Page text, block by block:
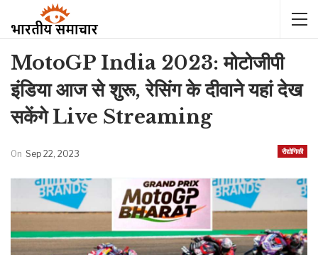
MotoGP India 2023: मोटोजीपी
इंडिया आज से शुरू, रेसिंग के दीवाने यहां देख
सकेंगे Live Streaming
रौद्योगिकी
On Sep 22, 2023